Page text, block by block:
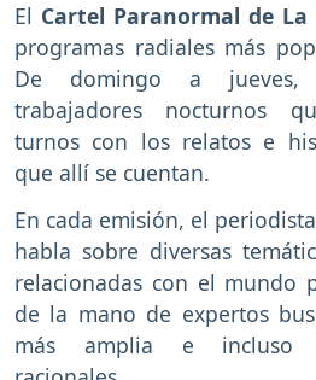
El Cartel Paranormal de La
programas radiales más
De domingo a
trabajadores nocturnos
turnos con los relatos e
que allí se cuentan.
En cada emisión, el periodista
habla sobre diversas
relacionadas con el mundo
de la mano de expertos
más amplia e incluso